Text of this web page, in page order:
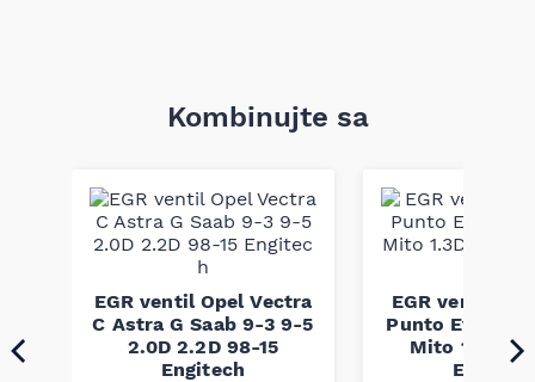
Namena: teretna vozila
Težina: 0,13 kg (TecDoc: 0,134 kg)
izdržljivost i preciznu geometriju rebara radi efikasnog
prenosa snage i smanjenja buke. Ovaj proizvod je izrađen po
fabričkim standardima koji garantuju kompatibilnost i
pouzdanost u radu, pod uslovom pravilne montaže i
Kombinujte sa
EGR ventil Opel Vectra
C Astra G Saab 9-3 9-5
2.0D 2.2D 98-15
Engitech
EGR ventil
Punto Evo Alfa
Mito 1.3D
Engitech